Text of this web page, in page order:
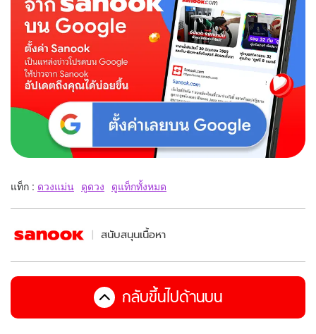
แท็ก : ดวงแม่น ดูดวง ดูแท็กทั้งหมด
สนับสนุนเนื้อหา
กลับขึ้นไปด้านบน